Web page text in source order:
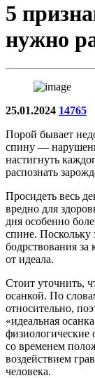
5
нужно
25.01.2024 14765
Порой бывает
спину —
настигнуть
распознать
Просидеть весь
вредно для
дня особенно
спине. Поскольку
бодрствования за
от идеала.
Стоит уточнить,
осанкой. По
относительно,
«идеальная
физиологические
со временем
воздействием
человека.